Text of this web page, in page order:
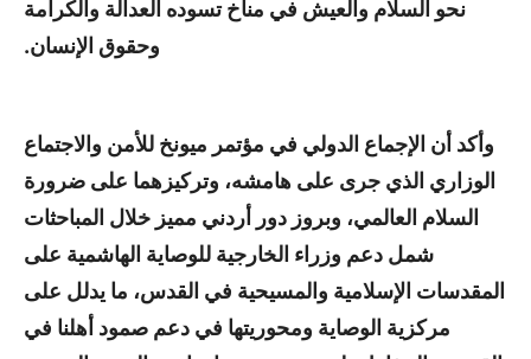
نحو السلام والعيش في مناخ تسوده العدالة والكرامة
وحقوق الإنسان.
وأكد أن الإجماع الدولي في مؤتمر ميونخ للأمن والاجتماع
الوزاري الذي جرى على هامشه، وتركيزهما على ضرورة
السلام العالمي، وبروز دور أردني مميز خلال المباحثات
شمل دعم وزراء الخارجية للوصاية الهاشمية على
المقدسات الإسلامية والمسيحية في القدس، ما يدلل على
مركزية الوصاية ومحوريتها في دعم صمود أهلنا في